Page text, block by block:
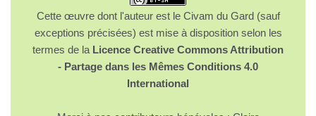
Cette œuvre dont l'auteur est le Civam du Gard (sauf
exceptions précisées) est mise à disposition selon les
termes de la Licence Creative Commons Attribution
- Partage dans les Mêmes Conditions 4.0
International